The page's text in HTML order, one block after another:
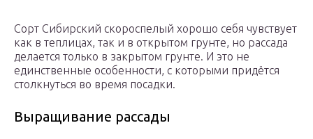
Сорт Сибирский скороспелый хорошо себя чувствует
как в теплицах, так и в открытом грунте, но рассада
делается только в закрытом грунте. И это не
единственные особенности, с которыми придётся
столкнуться во время посадки.
Выращивание рассады